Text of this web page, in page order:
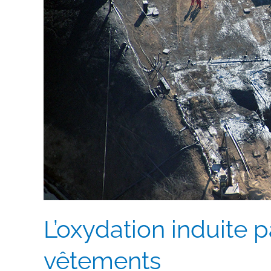
L’oxydation induite
vêtements
les
surfaces
vêtements